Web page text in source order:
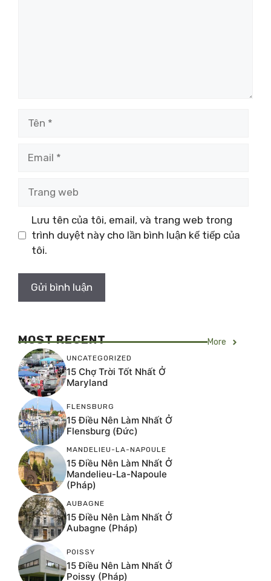
web
Lưu tên của tôi, email, và trang web trong
trình duyệt này cho lần bình luận kế tiếp của
tôi.
MOST RECENT More
UNCATEGORIZED
15 Chợ Trời Tốt Nhất Ở
Maryland
FLENSBURG
15 Điều Nên Làm Nhất Ở
Flensburg (Đức)
MANDELIEU-LA-NAPOULE
15 Điều Nên Làm Nhất Ở
Mandelieu-La-Napoule
(Pháp)
AUBAGNE
15 Điều Nên Làm Nhất Ở
Aubagne (Pháp)
POISSY
15 Điều Nên Làm Nhất Ở
Poissy (Pháp)